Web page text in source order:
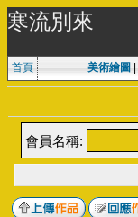
寒流別來
首頁 美術繪圖
會員名稱: